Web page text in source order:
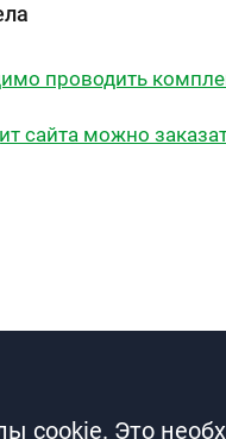
проводить
сайта можно
cookie. Это